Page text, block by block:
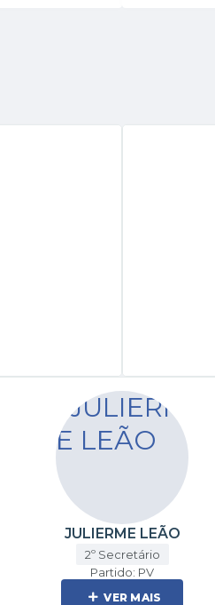
JULIERME LEÃO
2º Secretário
Partido: PV
VER MAIS